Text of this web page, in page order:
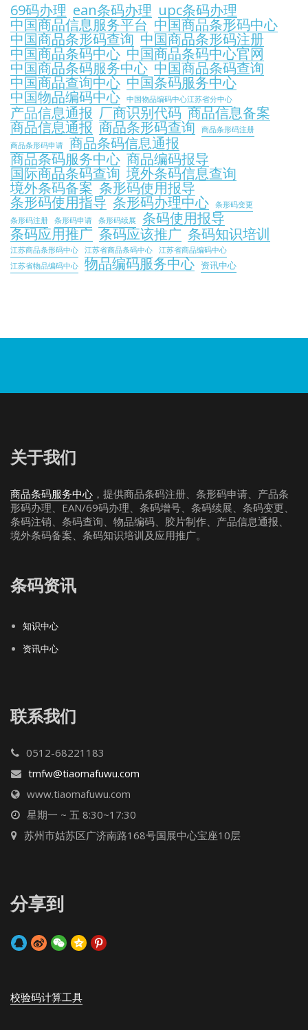
69码办理 ean条码办理 upc条码办理
中国商品信息服务平台 中国商品条形码中心
中国商品条形码查询 中国商品条形码注册
中国商品条码中心 中国商品条码中心官网
中国商品条码服务中心 中国商品条码查询
中国商品查询中心 中国条码服务中心
中国物品编码中心 中国物品编码中心江苏省分中心
产品信息通报 厂商识别代码 商品信息备案
商品信息通报 商品条形码查询
商品条形码注册
商品条形码申请
商品条码信息通报
商品条码服务中心 商品编码报导
国际商品条码查询 境外条码信息查询
境外条码备案 条形码使用报导
条形码使用指导 条形码办理中心
条形码变更
条形码注册
条形码申请 条形码续展
条码使用报导
条码应用推广 条码应该推广 条码知识培训
江苏商品条形码中心 江苏省商品条码中心 江苏省商品编码中心
江苏省物品编码中心 物品编码服务中心 资讯中心
关于我们
商品条码服务中心 ，提供商品条码注册、条形码申请、产品条
形码办理、EAN/69码办理、条码增号、条码续展、条码变更、
条码注销、条码查询、物品编码、胶片制作、产品信息通报、
境外条码备案、条码知识培训及应用推广。
条码资讯
知识中心
资讯中心
联系我们
0512-68221183
tmfw@tiaomafuwu.com
www.tiaomafuwu.com
星期一 ~ 五 8:30~17:30
苏州市姑苏区广济南路168号国展中心宝座10层
分享到
校验码计算工具